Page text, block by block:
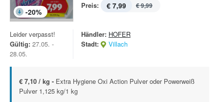
-20%
Preis: € 7,99 € 9,99
Leider verpasst!
Gültig: 27.05. -
28.05.
Händler: HOFER
Stadt:
Villach
€ 7,10 / kg - Extra Hygiene Oxi Action Pulver oder Powerweiß
Pulver 1,125 kg/1 kg